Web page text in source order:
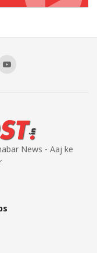
News - Aaj ke